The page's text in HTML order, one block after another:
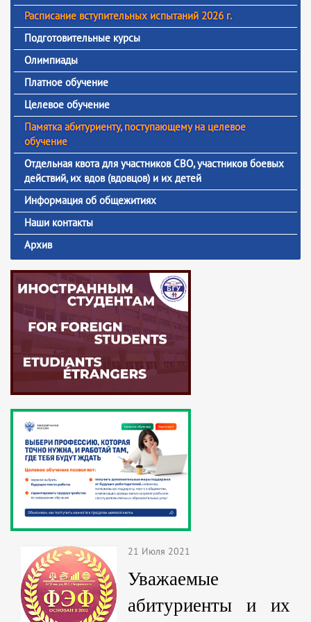
Расписание вступительных испытаний 2026 г.
Подготовительные курсы
Олимпиады
Платное обучение
Целевое обучение
Памятка абитуриенту, поступающему на целевое
обучение
Отдельная квота для участников СВО, участников боевых
действий, их вдов (вдовцов) и их детей
Информация об общежитиях
Наши контакты
Архив
21 Июля 2021
Уважаемые
абитуриенты и их